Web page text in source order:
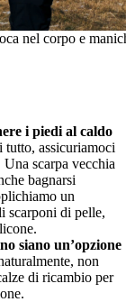
nel corpo e
i piedi al caldo
tutto, assicuriamoci
scarpa vecchia
bagnarsi
un
scarponi di pelle,
siano un’opzione
non
di ricambio per